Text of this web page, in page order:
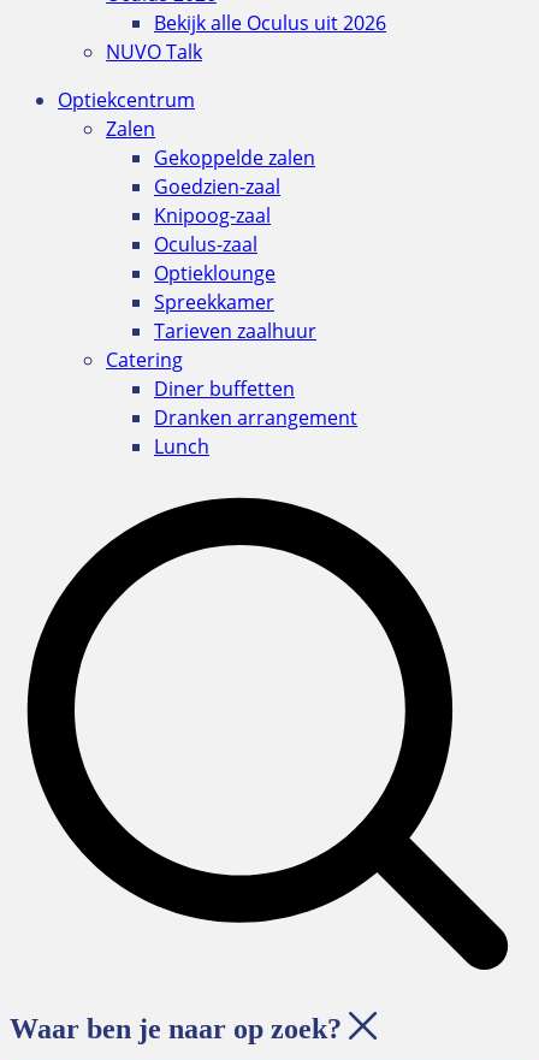
Bekijk alle Oculus uit 2026
NUVO Talk
Optiekcentrum
Zalen
Gekoppelde zalen
Goedzien-zaal
Knipoog-zaal
Oculus-zaal
Optieklounge
Spreekkamer
Tarieven zaalhuur
Catering
Diner buffetten
Dranken arrangement
Lunch
Waar ben je naar op zoek?